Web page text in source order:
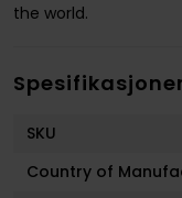
the world.
SKU
Country of